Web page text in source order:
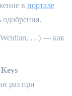
в портале
одобрения.
Weidian, …) — как
раз при